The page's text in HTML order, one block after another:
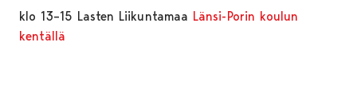
klo 13–15 Lasten Liikuntamaa Länsi-Porin koulun
kentällä